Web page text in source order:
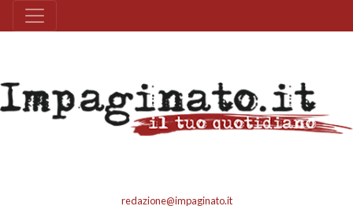
redazione@impaginato.it